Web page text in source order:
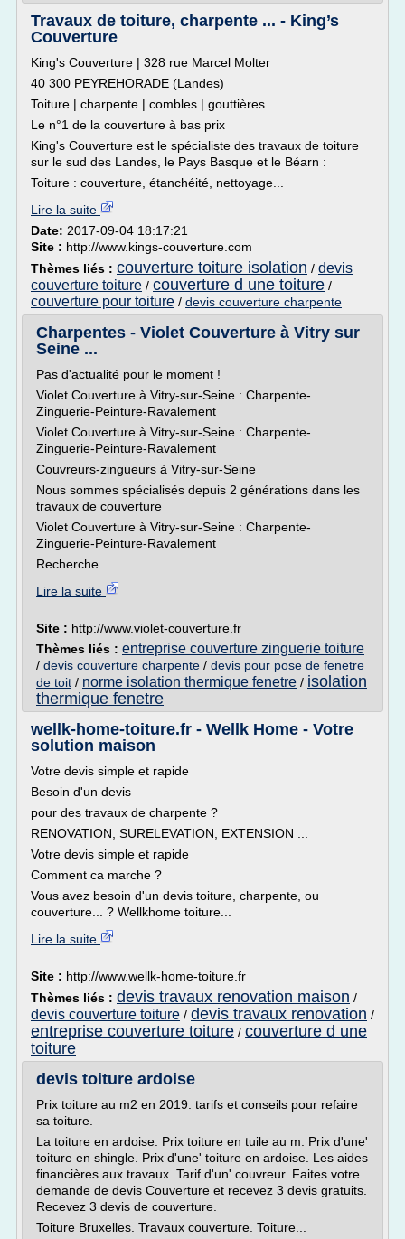
Travaux de toiture, charpente ... - King’s
Couverture
King's Couverture | 328 rue Marcel Molter
40 300 PEYREHORADE (Landes)
Toiture | charpente | combles | gouttières
Le n°1 de la couverture à bas prix
King's Couverture est le spécialiste des travaux de toiture
sur le sud des Landes, le Pays Basque et le Béarn :
Toiture : couverture, étanchéité, nettoyage...
Lire la suite
Date: 2017-09-04 18:17:21
Site : http://www.kings-couverture.com
Thèmes liés : couverture toiture isolation / devis
couverture toiture / couverture d une toiture /
couverture pour toiture / devis couverture charpente
Charpentes - Violet Couverture à Vitry sur
Seine ...
Pas d'actualité pour le moment !
Violet Couverture à Vitry-sur-Seine : Charpente-
Zinguerie-Peinture-Ravalement
Violet Couverture à Vitry-sur-Seine : Charpente-
Zinguerie-Peinture-Ravalement
Couvreurs-zingueurs à Vitry-sur-Seine
Nous sommes spécialisés depuis 2 générations dans les
travaux de couverture
Violet Couverture à Vitry-sur-Seine : Charpente-
Zinguerie-Peinture-Ravalement
Recherche...
Lire la suite
Site : http://www.violet-couverture.fr
Thèmes liés : entreprise couverture zinguerie toiture
/ devis couverture charpente / devis pour pose de fenetre
de toit / norme isolation thermique fenetre / isolation
thermique fenetre
wellk-home-toiture.fr - Wellk Home - Votre
solution maison
Votre devis simple et rapide
Besoin d'un devis
pour des travaux de charpente ?
RENOVATION, SURELEVATION, EXTENSION ...
Votre devis simple et rapide
Comment ca marche ?
Vous avez besoin d'un devis toiture, charpente, ou
couverture... ? Wellkhome toiture...
Lire la suite
Site : http://www.wellk-home-toiture.fr
Thèmes liés : devis travaux renovation maison /
devis couverture toiture / devis travaux renovation /
entreprise couverture toiture / couverture d une
toiture
devis toiture ardoise
Prix toiture au m2 en 2019: tarifs et conseils pour refaire
sa toiture.
La toiture en ardoise. Prix toiture en tuile au m. Prix d'une'
toiture en shingle. Prix d'une' toiture en ardoise. Les aides
financières aux travaux. Tarif d'un' couvreur. Faites votre
demande de devis Couverture et recevez 3 devis gratuits.
Recevez 3 devis de couverture.
Toiture Bruxelles. Travaux couverture. Toiture...